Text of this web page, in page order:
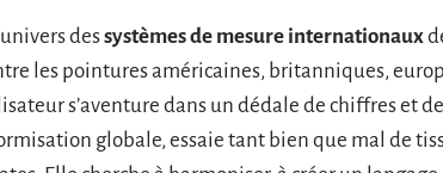
dessystèmes de mesure internationaux
les pointures américaines, britanniques,
s’aventure dans un dédale de chiffres et
globale, essaie tant bien que mal de